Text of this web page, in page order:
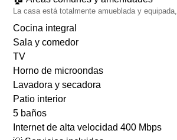
La casa estátotalmente amueblada y equipada
Cocina integral
Sala y comedor
TV
Horno de microondas
Lavadora y secadora
Patio interior
5 baños
Internet de alta velocidad400 Mbps